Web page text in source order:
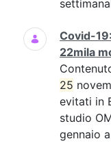
Covid-
22mila
25
evitati in
studio
gennaio